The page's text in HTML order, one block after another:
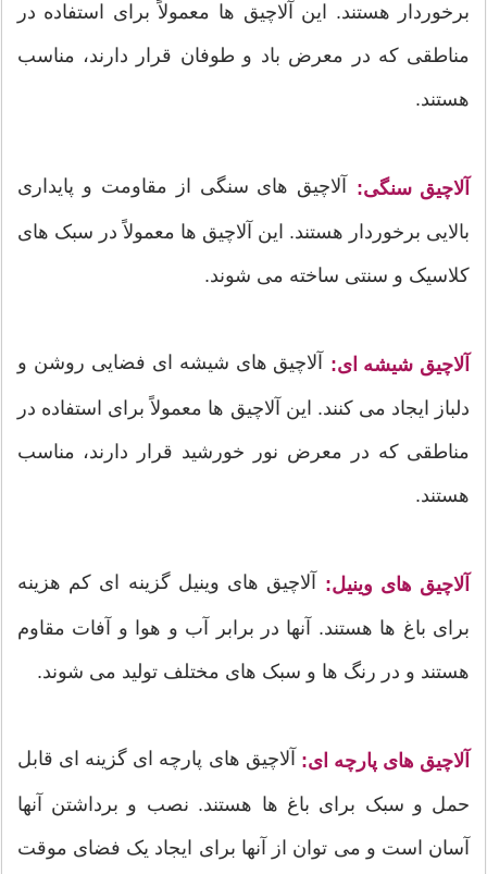
برخوردار هستند. این آلاچیق ها معمولاً برای استفاده در
مناطقی که در معرض باد و طوفان قرار دارند، مناسب
هستند.
آلاچیق سنگی: آلاچیق های سنگی از مقاومت و پایداری
بالایی برخوردار هستند. این آلاچیق ها معمولاً در سبک های
کلاسیک و سنتی ساخته می شوند.
آلاچیق شیشه ای: آلاچیق های شیشه ای فضایی روشن و
دلباز ایجاد می کنند. این آلاچیق ها معمولاً برای استفاده در
مناطقی که در معرض نور خورشید قرار دارند، مناسب
هستند.
آلاچیق های وینیل: آلاچیق های وینیل گزینه ای کم هزینه
برای باغ ها هستند. آنها در برابر آب و هوا و آفات مقاوم
هستند و در رنگ ها و سبک های مختلف تولید می شوند.
آلاچیق های پارچه ای: آلاچیق های پارچه ای گزینه ای قابل
حمل و سبک برای باغ ها هستند. نصب و برداشتن آنها
آسان است و می توان از آنها برای ایجاد یک فضای موقت